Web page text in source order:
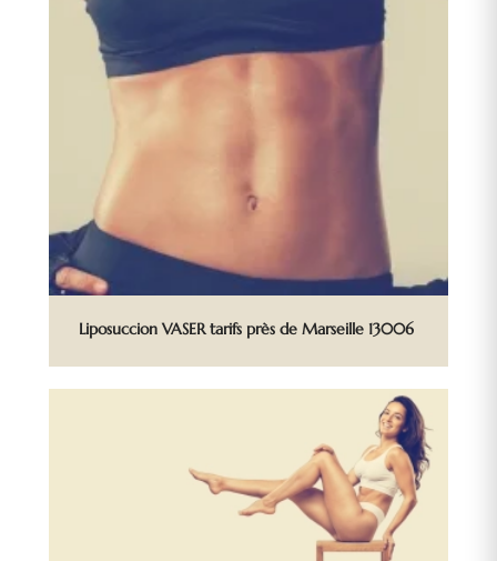
Liposuccion VASER tarifs près de Marseille 13006